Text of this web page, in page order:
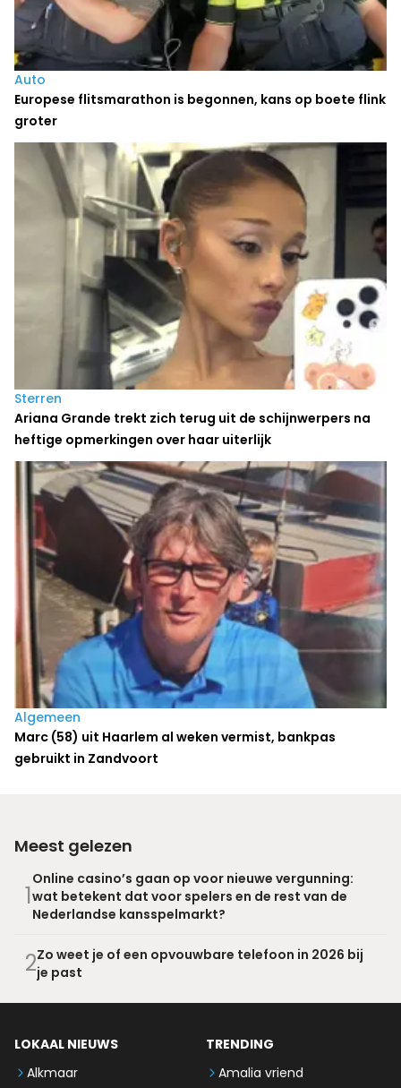
Auto
Europese flitsmarathon is begonnen, kans op boete flink
groter
Sterren
Ariana Grande trekt zich terug uit de schijnwerpers na
heftige opmerkingen over haar uiterlijk
Algemeen
Marc (58) uit Haarlem al weken vermist, bankpas
gebruikt in Zandvoort
Meest gelezen
1
Online casino’s gaan op voor nieuwe vergunning:
wat betekent dat voor spelers en de rest van de
Nederlandse kansspelmarkt?
2Zo weet je of een opvouwbare telefoon in 2026 bij
je past
LOKAAL NIEUWS
Alkmaar
TRENDING
Amalia vriend